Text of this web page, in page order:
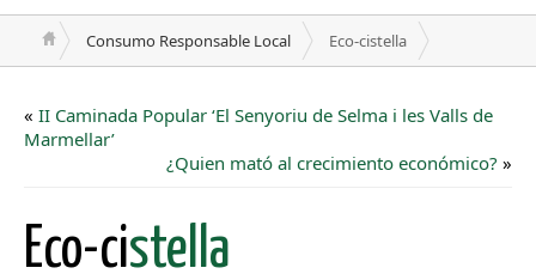
Consumo Responsable Local Eco-cistella
« II Caminada Popular ‘El Senyoriu de Selma i les Valls de
Marmellar’
¿Quien mató al crecimiento económico? »
Eco-cistella